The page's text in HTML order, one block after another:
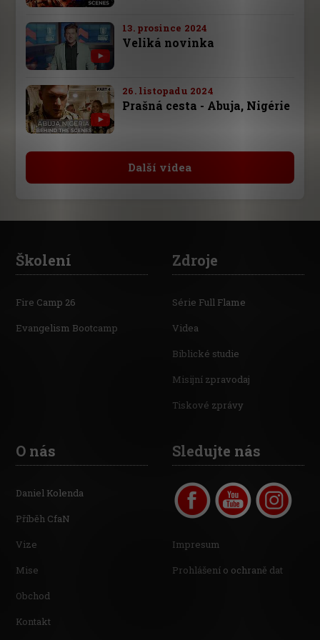
13. prosince 2024
Veliká novinka
26. listopadu 2024
Prašná cesta - Abuja, Nigérie
Další videa
Školení
Fire Camp 26
Evangelism Bootcamp
Zdroje
Série Full Flame
Videa
Biblické studie
Misijní zpravodaj
Tiskové zprávy
O nás
Daniel Kolenda
Příběh CfaN
Vize
Mise
Obchod
Kontakt
Sledujte nás
Impresum
Prohlášení o ochraně dat